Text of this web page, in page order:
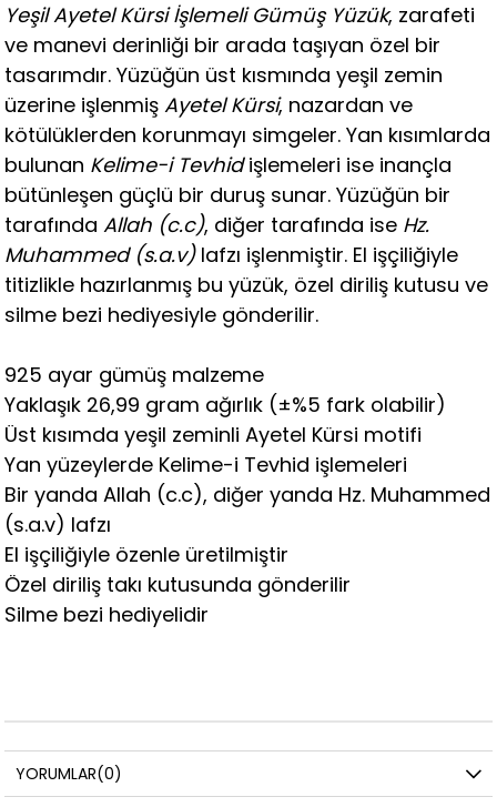
Yeşil Ayetel Kürsi İşlemeli Gümüş Yüzük, zarafeti
ve manevi derinliği bir arada taşıyan özel bir
tasarımdır. Yüzüğün üst kısmında yeşil zemin
üzerine işlenmişAyetel Kürsi, nazardan ve
kötülüklerden korunmayı simgeler. Yan kısımlarda
bulunan Kelime-i Tevhidişlemeleri ise inançla
bütünleşen güçlü bir duruş sunar. Yüzüğün bir
tarafındaAllah (c.c), diğer tarafında ise Hz.
Muhammed (s.a.v)lafzı işlenmiştir. El işçiliğiyle
titizlikle hazırlanmış bu yüzük, özel diriliş kutusu ve
silme bezi hediyesiyle gönderilir.
925 ayar gümüş malzeme
Yaklaşık 26,99 gram ağırlık (±%5 fark olabilir)
Üst kısımda yeşil zeminli Ayetel Kürsi motifi
Yan yüzeylerde Kelime-i Tevhid işlemeleri
Bir yanda Allah (c.c), diğer yanda Hz. Muhammed
(s.a.v) lafzı
El işçiliğiyle özenle üretilmiştir
Özel diriliş takı kutusunda gönderilir
Silme bezi hediyelidir
YORUMLAR(0)